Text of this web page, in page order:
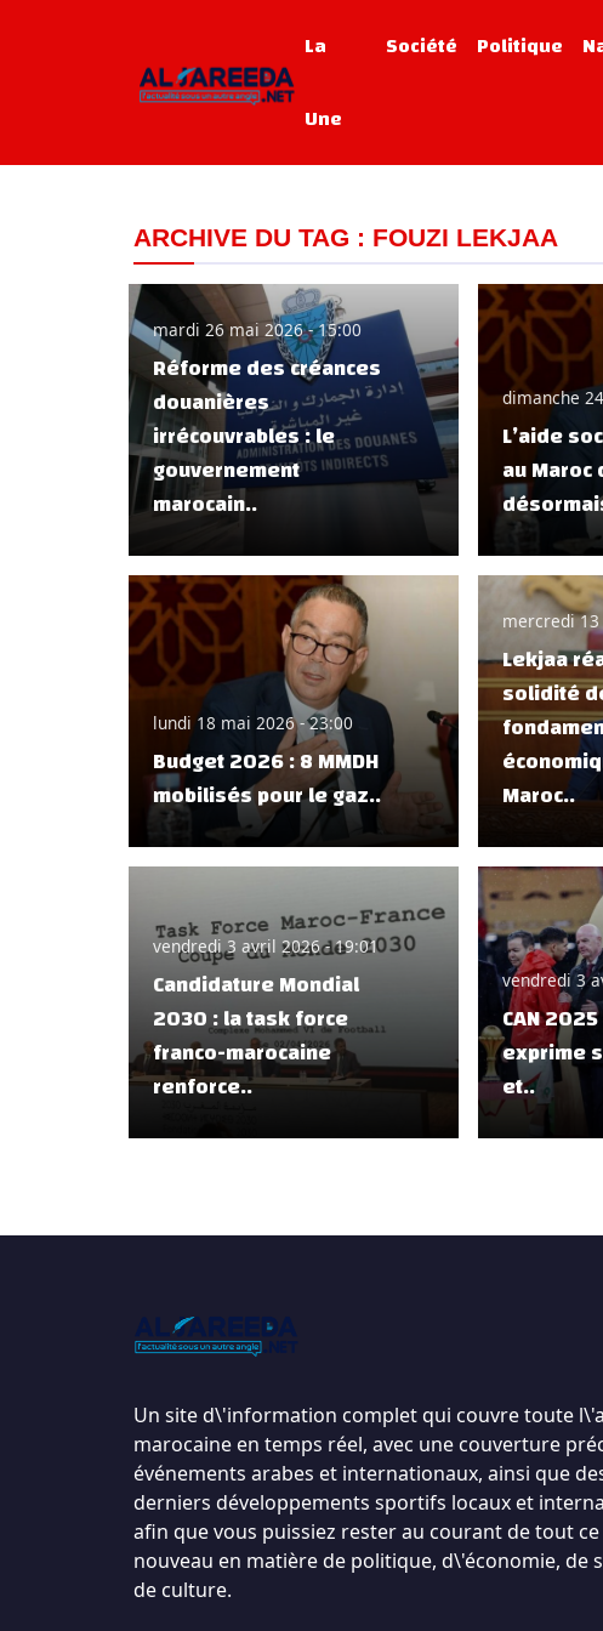
La
Une
Société Politique
ARCHIVE DU TAG : FOUZI LEKJAA
mardi 26 mai 2026 - 15:00
Réforme des créances
douanières
irrécouvrables : le
gouvernement
marocain..
dimanche
L’aide
au Maroc
lundi 18 mai 2026 - 23:00
Budget 2026 : 8 MMDH
mobilisés pour le gaz..
mercredi 13
Lekjaa
solidité
Maroc..
vendredi 3 avril 2026 - 19:01
Candidature Mondial
2030 : la task force
franco-marocaine
renforce..
vendredi 3
CAN
exprime
et..
Un site d\'information complet qui couvre toute
marocaine en temps réel, avec une couverture
événements arabes et internationaux, ainsi que
derniers développements sportifs locaux et
afin que vous puissiez rester au courant de tout
nouveau en matière de politique, d\'économie, de
de culture.